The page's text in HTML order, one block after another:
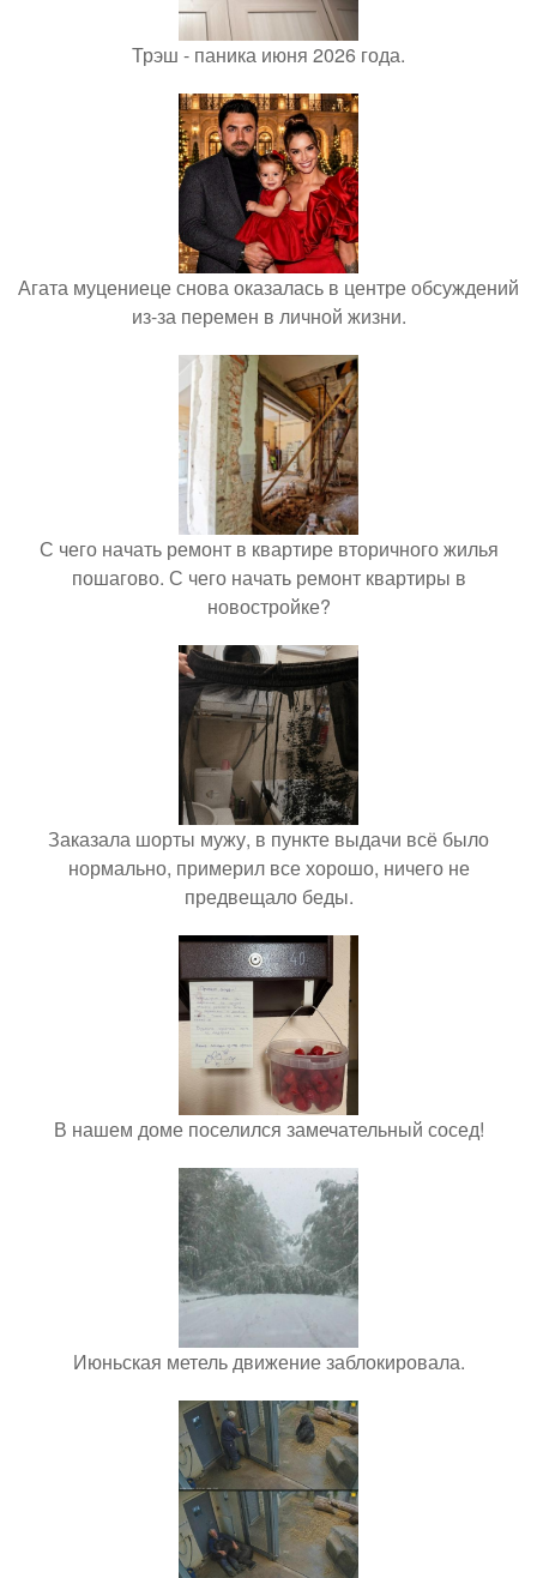
Трэш - паника июня 2026 года.
Агата муцениеце снова оказалась в центре обсуждений
из-за перемен в личной жизни.
С чего начать ремонт в квартире вторичного жилья
пошагово. С чего начать ремонт квартиры в
новостройке?
Заказала шорты мужу, в пункте выдачи всё было
нормально, примерил все хорошо, ничего не
предвещало беды.
В нашем доме поселился замечательный сосед!
Июньская метель движение заблокировала.